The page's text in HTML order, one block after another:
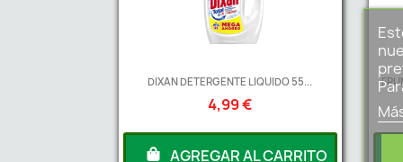
DIXAN DETERGENTE LIQUIDO 55...
4,99 €
AGREGAR AL CARRITO